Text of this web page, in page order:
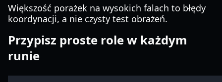
Większość porażek na wysokich falach to błędy
koordynacji, a nie czysty test obrażeń.
Przypisz proste role w każdym
runie